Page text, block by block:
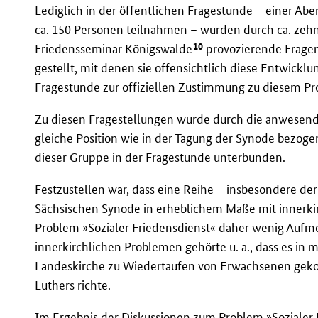
Lediglich in der öffentlichen Fragestunde – einer
ca. 150 Personen teilnahmen – wurden durch ca.
Friedensseminar Königswalde10 provozierende
gestellt, mit denen sie offensichtlich diese
Fragestunde zur offiziellen Zustimmung zu diesem
Zu diesen Fragestellungen wurde durch die
gleiche Position wie in der Tagung der Synode
dieser Gruppe in der Fragestunde unterbunden.
Festzustellen war, dass eine Reihe – insbesondere
Sächsischen Synode in erheblichem Maße mit
Problem »Sozialer Friedensdienst« daher wenig
innerkirchlichen Problemen gehörte u. a., dass es
Landeskirche zu Wiedertaufen von Erwachsenen
Luthers richte.